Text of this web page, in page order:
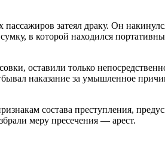
затеял драку. Он
в которой находился
оставили только
наказание за умышленное
состава преступления,
меру пресечения — арест.